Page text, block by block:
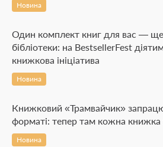
Новина
Один комплект книг для вас —
бібліотеки: на BestsellerFest
книжкова ініціатива
Новина
Книжковий «Трамвайчик»
форматі: тепер там кожна книжка
Новина